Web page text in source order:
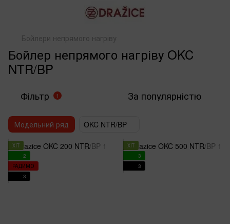
Бойлери непрямого нагріву
Бойлер непрямого нагріву OKC
NTR/BP
Фільтр 1 За популярністю
Модельний ряд OKC NTR/BP
ХІТ
2
РАДИМО
3
ХІТ
3
3